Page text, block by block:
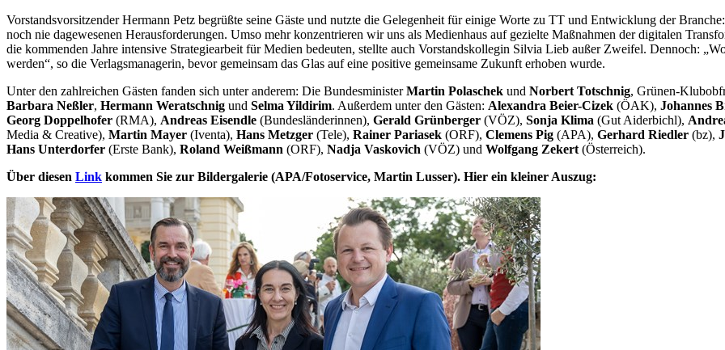
Vorstandsvorsitzender Hermann Petz begrüßte seine Gäste und nutzte die Gelegenheit für einige Worte zu TT und Entwicklung der
noch nie dagewesenen Herausforderungen. Umso mehr konzentrieren wir uns als Medienhaus auf gezielte Maßnahmen der digitalen
die kommenden Jahre intensive Strategiearbeit für Medien bedeuten, stellte auch Vorstandskollegin Silvia Lieb außer Zweifel. Dennoch:
werden“, so die Verlagsmanagerin, bevor gemeinsam das Glas auf eine positive gemeinsame Zukunft erhoben wurde.
Unter den zahlreichen Gästen fanden sich unter anderem: Die BundesministerMartin Polaschek und Norbert Totschnig, Grünen-
Barbara Neßler, Hermann Weratschnig und Selma Yildirim. Außerdem unter den Gästen: Alexandra Beier-Cizek (ÖAK), Johannes
Georg Doppelhofer (RMA), Andreas Eisendle (Bundesländerinnen), Gerald Grünberger (VÖZ), Sonja Klima (Gut Aiderbichl),
Media & Creative), Martin Mayer (Iventa), Hans Metzger (Tele), Rainer Pariasek (ORF), Clemens Pig (APA), Gerhard Riedler (bz),
Hans Unterdorfer (Erste Bank), Roland Weißmann (ORF), Nadja Vaskovich (VÖZ) und Wolfgang Zekert (Österreich).
Über diesen Link kommen Sie zur Bildergalerie (APA/Fotoservice, Martin Lusser). Hier ein kleiner Auszug: